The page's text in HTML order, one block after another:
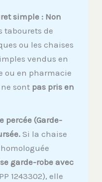
simple : Non
tabourets de
ou les chaises
vendus en
ou en pharmacie
ne sont pas pris en
percée (Garde-
Si la chaise
garde-robe avec
1243302), elle